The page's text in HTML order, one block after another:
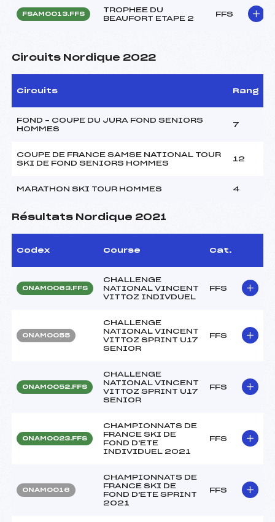
FSAM0013.FFS
TROPHEE DU
BEAUFORT ETAPE 2
FFS
Circuits Nordique 2022
Circuits Rang
FOND – COUPE DU JURA FOND SENIORS
HOMMES
7
COUPE DE FRANCE SAMSE NATIONAL TOUR
SKI DE FOND SENIORS HOMMES
12
MARATHON SKI TOUR HOMMES 4
Résultats Nordique 2021
Codex Course Cat.
ONAM0063.FFS
CHALLENGE
NATIONAL VINCENT
VITTOZ INDIVDUEL
FFS
ONAM0055
CHALLENGE
NATIONAL VINCENT
VITTOZ SPRINT U17
SENIOR
FFS
ONAM0052.FFS
CHALLENGE
NATIONAL VINCENT
VITTOZ SPRINT U17
SENIOR
FFS
ONAM0023.FFS
CHAMPIONNATS DE
FRANCE SKI DE
FOND D'ETE
INDIVIDUEL 2021
FFS
ONAM0016
CHAMPIONNATS DE
FRANCE SKI DE
FOND D'ETE SPRINT
2021
FFS